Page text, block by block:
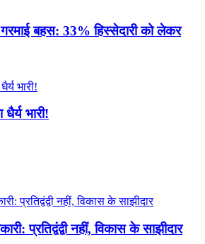
बहस: 33% हिस्सेदारी को लेकर
भारी!
प्रतिद्वंद्वी नहीं, विकास के साझीदार